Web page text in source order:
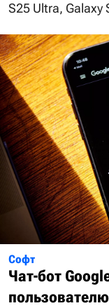
S25 Ultra, Galaxy
Софт
Чат-бот